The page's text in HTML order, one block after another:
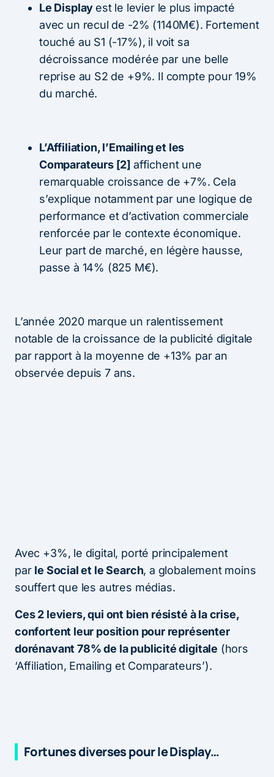
Le Display est le levier le plus impacté
avec un recul de -2% (1140M€). Fortement
touché au S1 (-17%), il voit sa
décroissance modérée par une belle
reprise au S2 de +9%. Il compte pour 19%
du marché.
L’Affiliation, l’Emailing et les
Comparateurs [2] affichent une
remarquable croissance de +7%. Cela
s’explique notamment par une logique de
performance et d’activation commerciale
renforcée par le contexte économique.
Leur part de marché, en légère hausse,
passe à 14% (825 M€).
L’année 2020 marque un ralentissement
notable de la croissance de la publicité digitale
par rapport à la moyenne de +13% par an
observée depuis 7 ans.
Avec +3%, le digital, porté principalement
par le Social et le Search, a globalement moins
souffert que les autres médias.
Ces 2 leviers, qui ont bien résisté à la crise,
confortent leur position pour représenter
dorénavant 78% de la publicité digitale (hors
‘Affiliation, Emailing et Comparateurs’).
Fortunes diverses pour le Display…